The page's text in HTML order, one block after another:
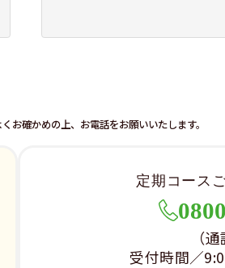
お確かめの上、お電話をお願いいたします。
定期コース
（
受付時間／